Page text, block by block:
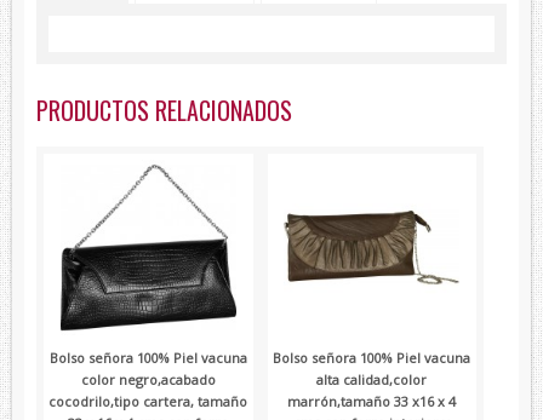
PRODUCTOS RELACIONADOS
Bolso señora 100% Piel vacuna
color negro,acabado
cocodrilo,tipo cartera, tamaño
Bolso señora 100% Piel vacuna
alta calidad,color
marrón,tamaño 33 x16 x 4